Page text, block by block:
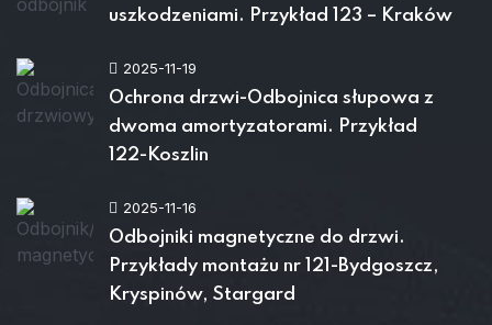
uszkodzeniami. Przykład 123 – Kraków
2025-11-19
Ochrona drzwi-Odbojnica słupowa z
dwoma amortyzatorami. Przykład
122-Koszlin
2025-11-16
Odbojniki magnetyczne do drzwi.
Przykłady montażu nr 121-Bydgoszcz,
Kryspinów, Stargard